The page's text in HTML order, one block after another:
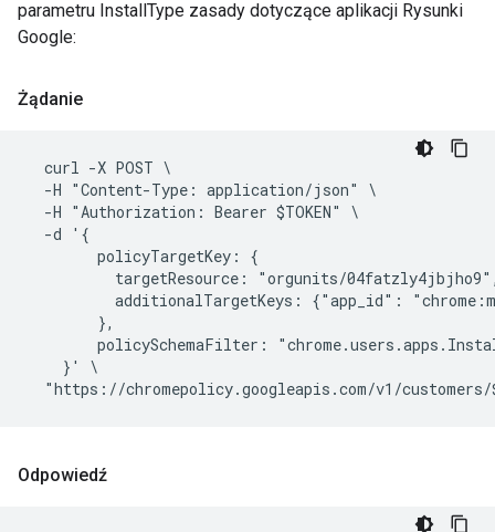
parametru InstallType zasady dotyczące aplikacji Rysunki
Google:
Żądanie
  curl -X POST \
  -H "Content-Type: application/json" \
  -H "Authorization: Bearer $TOKEN" \
  -d '{
        policyTargetKey: {
targetResource: "orgunits/
additionalTargetKeys: {"app_id":
        },
policySchemaFilter:
    }' \
Odpowiedź